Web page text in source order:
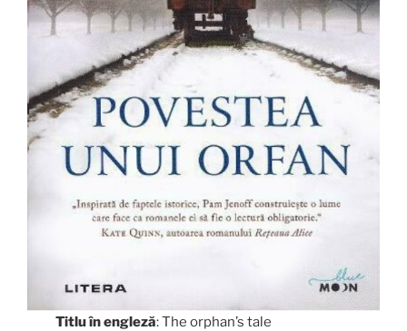
Titlu în engleză: The orphan’s tale